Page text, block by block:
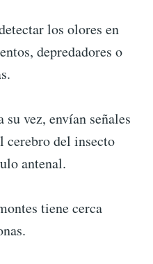
los olores en
depredadores o
vez, envían señales
cerebro del insecto
antenal.
tiene cerca